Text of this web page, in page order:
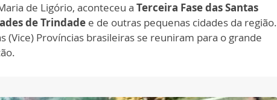
de Ligório, aconteceu a Terceira Fase das Santas
de Trindade e de outras pequenas cidades da região.
(Vice) Províncias brasileiras se reuniram para o grande